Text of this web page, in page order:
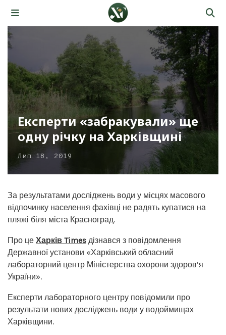
Експерти «забракували» ще
одну річку на Харківщині
Лип 18, 2019
За результатами досліджень води у місцях масового
відпочинку населення фахівці не радять купатися на
пляжі біля міста Красноград.
Про це Харків Times дізнався з повідомлення
Державної установи «Харківський обласний
лабораторний центр Міністерства охорони здоров’я
України».
Експерти лабораторного центру повідомили про
результати нових досліджень води у водоймищах
Харківщини.